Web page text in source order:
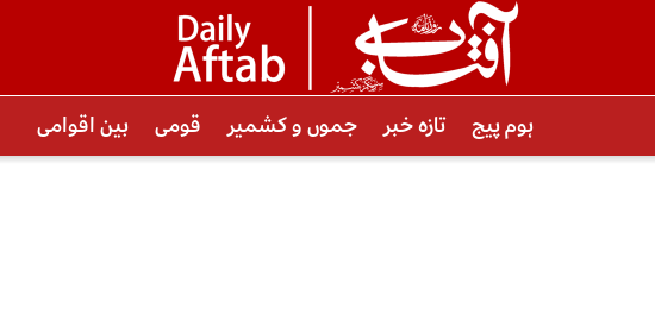
ہوم پیج تازہ خبر جموں و کشمیر قومی بین اقوامی